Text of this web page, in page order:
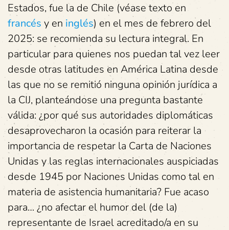
Estados, fue la de Chile (véase texto en
francés y en inglés) en el mes de febrero del
2025: se recomienda su lectura integral. En
particular para quienes nos puedan tal vez leer
desde otras latitudes en América Latina desde
las que no se remitió ninguna opinión jurídica a
la CIJ, planteándose una pregunta bastante
válida: ¿por qué sus autoridades diplomáticas
desaprovecharon la ocasión para reiterar la
importancia de respetar la Carta de Naciones
Unidas y las reglas internacionales auspiciadas
desde 1945 por Naciones Unidas como tal en
materia de asistencia humanitaria? Fue acaso
para… ¿no afectar el humor del (de la)
representante de Israel acreditado/a en su